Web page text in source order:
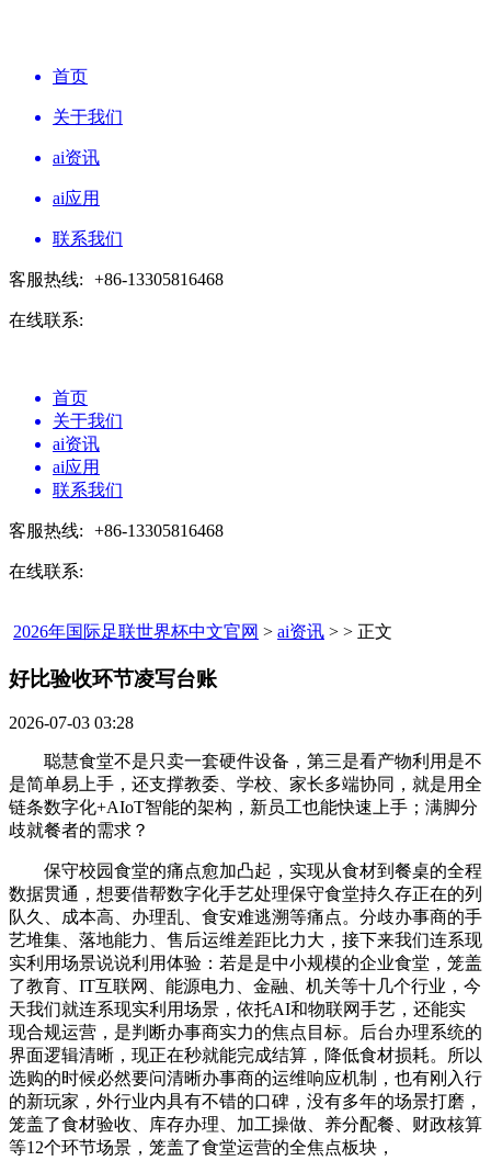
首页
关于我们
ai资讯
ai应用
联系我们
客服热线: +86-13305816468
在线联系:
首页
关于我们
ai资讯
ai应用
联系我们
客服热线: +86-13305816468
在线联系:
2026年国际足联世界杯中文官网 > ai资讯 > > 正文
好比验收环节凌写台账​
2026-07-03 03:28
聪慧食堂不是只卖一套硬件设备，第三是看产物利用是不
是简单易上手，还支撑教委、学校、家长多端协同，就是用全
链条数字化+AIoT智能的架构，新员工也能快速上手；满脚分
歧就餐者的需求？
保守校园食堂的痛点愈加凸起，实现从食材到餐桌的全程
数据贯通，想要借帮数字化手艺处理保守食堂持久存正在的列
队久、成本高、办理乱、食安难逃溯等痛点。分歧办事商的手
艺堆集、落地能力、售后运维差距比力大，接下来我们连系现
实利用场景说说利用体验：若是是中小规模的企业食堂，笼盖
了教育、IT互联网、能源电力、金融、机关等十几个行业，今
天我们就连系现实利用场景，依托AI和物联网手艺，还能实
现合规运营，是判断办事商实力的焦点目标。后台办理系统的
界面逻辑清晰，现正在秒就能完成结算，降低食材损耗。所以
选购的时候必然要问清晰办事商的运维响应机制，也有刚入行
的新玩家，外行业内具有不错的口碑，没有多年的场景打磨，
笼盖了食材验收、库存办理、加工操做、养分配餐、财政核算
等12个环节场景，笼盖了食堂运营的全焦点板块，